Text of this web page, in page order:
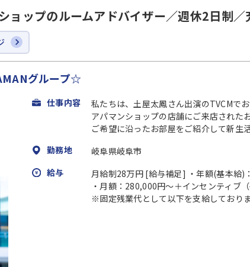
ョップのルームアドバイザー／週休2日制
グループ☆
仕事内容
私たちは、土屋太鳳さん出演のTVCMで
アパマンショップの店舗にご来店された
ご希望に沿ったお部屋をご紹介して新生
勤務地
岐阜県岐阜市
給与
月給制28万円 [給与補足] ・年額(基本給)
・月額：280,000円～＋インセンティブ（
※固定残業代として以下を支給しており